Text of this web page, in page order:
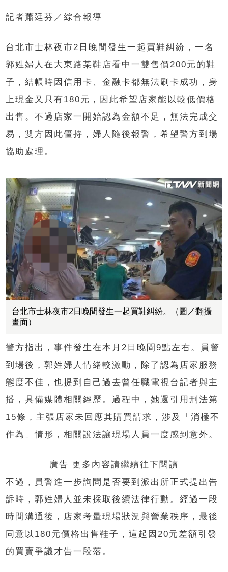
記者蕭廷芬／綜合報導
台北市士林夜市2日晚間發生一起買鞋糾紛，一名
郭姓婦人在大東路某鞋店看中一雙售價200元的鞋
子，結帳時因信用卡、金融卡都無法刷卡成功，身
上現金又只有180元，因此希望店家能以較低價格
出售。不過店家一開始認為金額不足，無法完成交
易，雙方因此僵持，婦人隨後報警，希望警方到場
協助處理。
台北市士林夜市2日晚間發生一起買鞋糾紛。（圖／翻攝
畫面）
警方指出，事件發生在本月2日晚間9點左右。員警
到場後，郭姓婦人情緒較激動，除了認為店家服務
態度不佳，也提到自己過去曾任職電視台記者與主
播，具備媒體相關經歷。過程中，她還引用刑法第
15條，主張店家未回應其購買請求，涉及「消極不
作為」情形，相關說法讓現場人員一度感到意外。
廣告 更多內容請繼續往下閱讀
不過，員警進一步詢問是否要到派出所正式提出告
訴時，郭姓婦人並未採取後續法律行動。經過一段
時間溝通後，店家考量現場狀況與營業秩序，最後
同意以180元價格出售鞋子，這起因20元差額引發
的買賣爭議才告一段落。